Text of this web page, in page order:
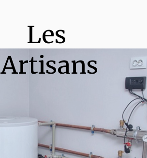
Les
Artisans